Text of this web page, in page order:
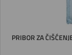
PRIBOR ZA